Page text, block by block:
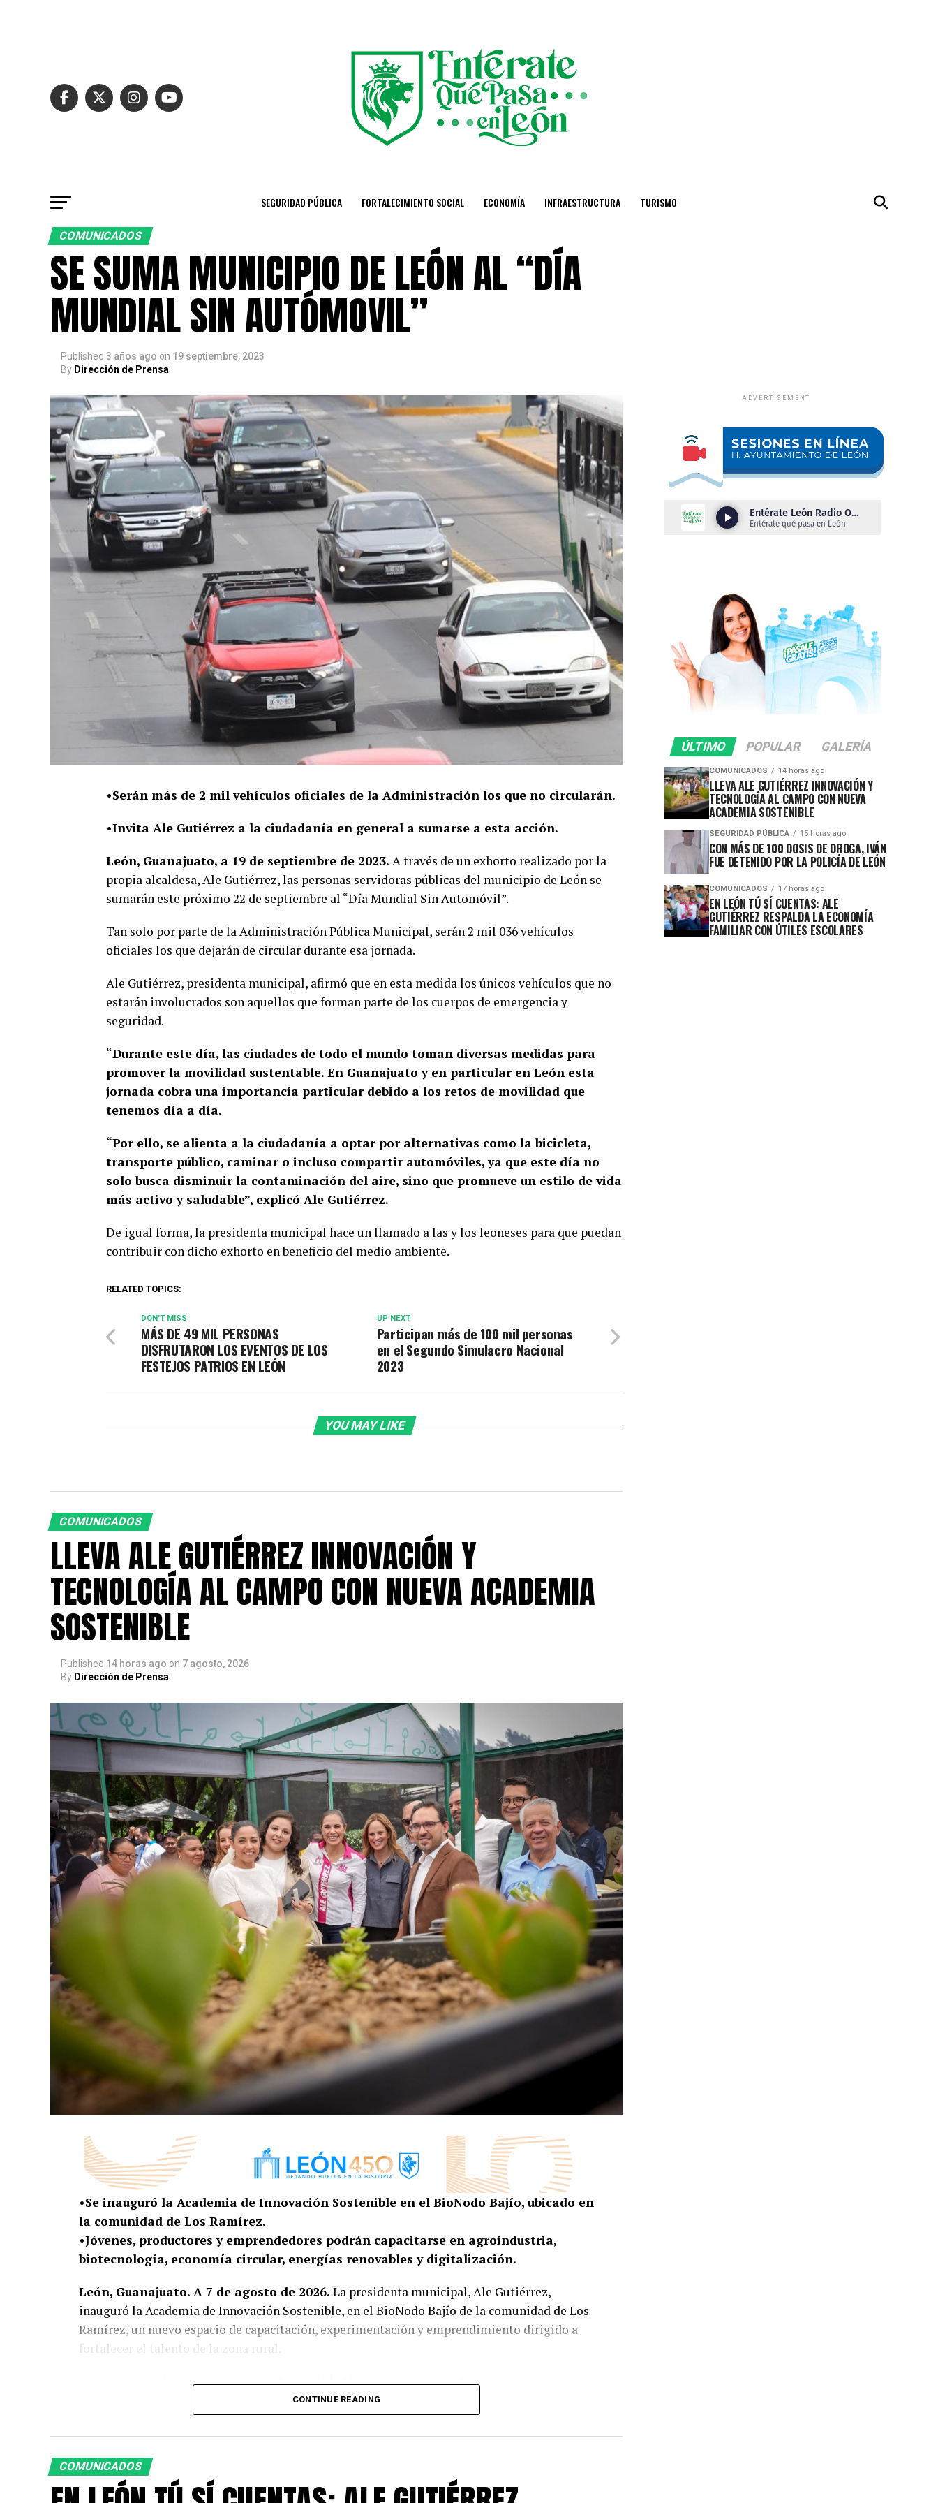
SEGURIDAD PÚBLICA FORTALECIMIENTO SOCIAL ECONOMÍA INFRAESTRUCTURA TURISMO
COMUNICADOS
SE SUMA MUNICIPIO DE LEÓN AL “DÍA
MUNDIAL SIN AUTÓMOVIL”
Published 3 años ago on 19 septiembre, 2023
By Dirección de Prensa
•Serán más de 2 mil vehículos oficiales de la Administración los que no circularán.
•Invita Ale Gutiérrez a la ciudadanía en general a sumarse a esta acción.
León, Guanajuato, a 19 de septiembre de 2023. A través de un exhorto realizado por la
propia alcaldesa, Ale Gutiérrez, las personas servidoras públicas del municipio de León se
sumarán este próximo 22 de septiembre al “Día Mundial Sin Automóvil”.
Tan solo por parte de la Administración Pública Municipal, serán 2 mil 036 vehículos
oficiales los que dejarán de circular durante esa jornada.
Ale Gutiérrez, presidenta municipal, afirmó que en esta medida los únicos vehículos que no
estarán involucrados son aquellos que forman parte de los cuerpos de emergencia y
seguridad.
“Durante este día, las ciudades de todo el mundo toman diversas medidas para
promover la movilidad sustentable. En Guanajuato y en particular en León esta
jornada cobra una importancia particular debido a los retos de movilidad que
tenemos día a día.
“Por ello, se alienta a la ciudadanía a optar por alternativas como la bicicleta,
transporte público, caminar o incluso compartir automóviles, ya que este día no
solo busca disminuir la contaminación del aire, sino que promueve un estilo de vida
más activo y saludable”, explicó Ale Gutiérrez.
De igual forma, la presidenta municipal hace un llamado a las y los leoneses para que puedan
contribuir con dicho exhorto en beneficio del medio ambiente.
RELATED TOPICS:
UP NEXT
Participan más de 100 mil personas
en el Segundo Simulacro Nacional
2023
DON'T MISS
MÁS DE 49 MIL PERSONAS
DISFRUTARON LOS EVENTOS DE LOS
FESTEJOS PATRIOS EN LEÓN
YOU MAY LIKE
COMUNICADOS
LLEVA ALE GUTIÉRREZ INNOVACIÓN Y
TECNOLOGÍA AL CAMPO CON NUEVA ACADEMIA
SOSTENIBLE
Published 14 horas ago on 7 agosto, 2026
By Dirección de Prensa
•Se inauguró la Academia de Innovación Sostenible en el BioNodo Bajío, ubicado en
la comunidad de Los Ramírez.
•Jóvenes, productores y emprendedores podrán capacitarse en agroindustria,
biotecnología, economía circular, energías renovables y digitalización.
León, Guanajuato. A 7 de agosto de 2026. La presidenta municipal, Ale Gutiérrez,
inauguró la Academia de Innovación Sostenible, en el BioNodo Bajío de la comunidad de Los
Ramírez, un nuevo espacio de capacitación, experimentación y emprendimiento dirigido a
fortalecer el talento de la zona rural.
La innovación, la tecnología y la sustentabilidad llegan a las comunidades rurales de León
para convertir ideas en soluciones y generar nuevas oportunidades de desarrollo. Ubicada en
la comunidad de Los Ramírez, la Academia acercará a jóvenes, productores y emprendedores
herramientas especializadas para mejorar sus procesos, elevar la productividad, fortalecer la
vocación agroindustrial de la zona y crear alternativas de crecimiento económico desde sus
propias comunidades.
CONTINUE READING
COMUNICADOS
ADVERTISEMENT
ÚLTIMO POPULAR GALERÍA
COMUNICADOS 14 horas ago
LLEVA ALE GUTIÉRREZ INNOVACIÓN Y
TECNOLOGÍA AL CAMPO CON NUEVA
ACADEMIA SOSTENIBLE
SEGURIDAD PÚBLICA 15 horas ago
CON MÁS DE 100 DOSIS DE DROGA, IVÁN
FUE DETENIDO POR LA POLICÍA DE LEÓN
COMUNICADOS 17 horas ago
EN LEÓN TÚ SÍ CUENTAS: ALE
GUTIÉRREZ RESPALDA LA ECONOMÍA
FAMILIAR CON ÚTILES ESCOLARES